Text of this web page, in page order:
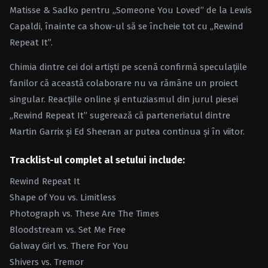
Matisse & Sadko pentru „Someone You Loved” de la Lewis
Capaldi, înainte ca show-ul să se încheie tot cu „Rewind
Repeat It”.
Chimia dintre cei doi artiști pe scenă confirmă speculațiile
fanilor că această colaborare nu va rămâne un proiect
singular. Reacțiile online și entuziasmul din jurul piesei
„Rewind Repeat It” sugerează că parteneriatul dintre
Martin Garrix și Ed Sheeran ar putea continua și în viitor.
Tracklist-ul complet al setului include:
Rewind Repeat It
Shape of You vs. Limitless
Photograph vs. These Are The Times
Bloodstream vs. Set Me Free
Galway Girl vs. There For You
Shivers vs. Tremor